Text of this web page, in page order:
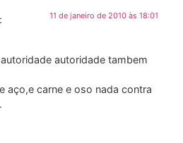
11 de janeiro de 2010 às 18:01
autoridade tambem
aço,e carne e oso nada contra